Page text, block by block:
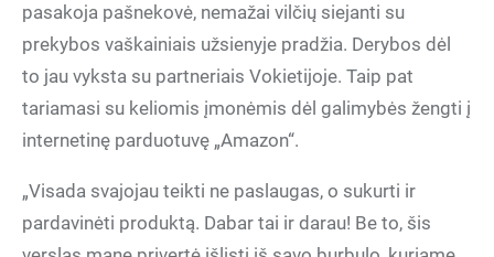
pasakoja pašnekovė, nemažai vilčių siejanti su
prekybos vaškainiais užsienyje pradžia. Derybos dėl
to jau vyksta su partneriais Vokietijoje. Taip pat
tariamasi su keliomis įmonėmis dėl galimybės žengti į
internetinę parduotuvę „Amazon“.
„Visada svajojau teikti ne paslaugas, o sukurti ir
pardavinėti produktą. Dabar tai ir darau! Be to, šis